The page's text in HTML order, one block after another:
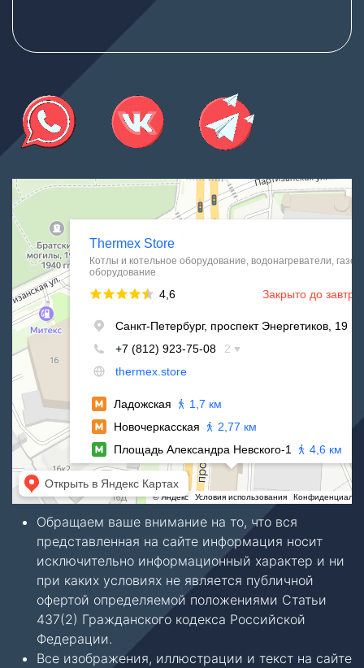
Thermex Store
Котлы и котельное оборудование в Санкт‑Петербурге
Водонагреватели в Санкт‑Петербурге
Обращаем ваше внимание на то, что вся
представленная на сайте информация носит
исключительно информационный характер и ни
при каких условиях не является публичной
офертой определяемой положениями Статьи
437(2) Гражданского кодекса Российской
Федерации.
Все изображения, иллюстрации и текст на сайте